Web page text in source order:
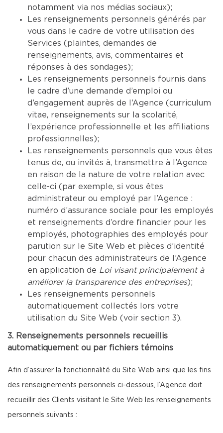
notamment via nos médias sociaux);
Les renseignements personnels générés par
vous dans le cadre de votre utilisation des
Services (plaintes, demandes de
renseignements, avis, commentaires et
réponses à des sondages);
Les renseignements personnels fournis dans
le cadre d’une demande d’emploi ou
d’engagement auprès de l’Agence (curriculum
vitae, renseignements sur la scolarité,
l’expérience professionnelle et les affiliations
professionnelles);
Les renseignements personnels que vous êtes
tenus de, ou invités à, transmettre à l’Agence
en raison de la nature de votre relation avec
celle-ci (par exemple, si vous êtes
administrateur ou employé par l’Agence :
numéro d’assurance sociale pour les employés
et renseignements d’ordre financier pour les
employés, photographies des employés pour
parution sur le Site Web et pièces d’identité
pour chacun des administrateurs de l’Agence
en application de Loi visant principalement à
améliorer la transparence des entreprises);
Les renseignements personnels
automatiquement collectés lors votre
utilisation du Site Web (voir section 3).
3. Renseignements personnels recueillis
automatiquement ou par fichiers témoins
Afin d’assurer la fonctionnalité du Site Web ainsi que les fins
des renseignements personnels ci-dessous, l’Agence doit
recueillir des Clients visitant le Site Web les renseignements
personnels suivants :